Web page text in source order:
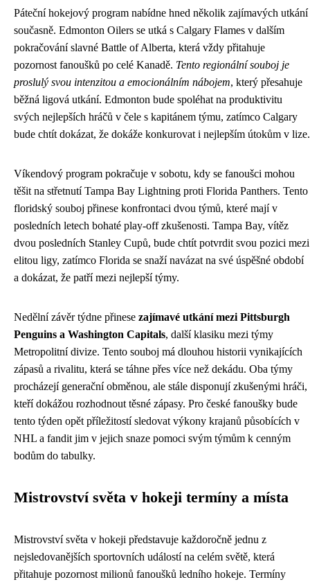
Páteční hokejový program nabídne hned několik zajímavých utkání
současně. Edmonton Oilers se utká s Calgary Flames v dalším
pokračování slavné Battle of Alberta, která vždy přitahuje
pozornost fanoušků po celé Kanadě. Tento regionální souboj je
proslulý svou intenzitou a emocionálním nábojem, který přesahuje
běžná ligová utkání. Edmonton bude spoléhat na produktivitu
svých nejlepších hráčů v čele s kapitánem týmu, zatímco Calgary
bude chtít dokázat, že dokáže konkurovat i nejlepším útokům v lize.
Víkendový program pokračuje v sobotu, kdy se fanoušci mohou
těšit na střetnutí Tampa Bay Lightning proti Florida Panthers. Tento
floridský souboj přinese konfrontaci dvou týmů, které mají v
posledních letech bohaté play-off zkušenosti. Tampa Bay, vítěz
dvou posledních Stanley Cupů, bude chtít potvrdit svou pozici mezi
elitou ligy, zatímco Florida se snaží navázat na své úspěšné období
a dokázat, že patří mezi nejlepší týmy.
Nedělní závěr týdne přinese zajímavé utkání mezi Pittsburgh
Penguins a Washington Capitals, další klasiku mezi týmy
Metropolitní divize. Tento souboj má dlouhou historii vynikajících
zápasů a rivalitu, která se táhne přes více než dekádu. Oba týmy
procházejí generační obměnou, ale stále disponují zkušenými hráči,
kteří dokážou rozhodnout těsné zápasy. Pro české fanoušky bude
tento týden opět příležitostí sledovat výkony krajanů působících v
NHL a fandit jim v jejich snaze pomoci svým týmům k cenným
bodům do tabulky.
Mistrovství světa v hokeji termíny a místa
Mistrovství světa v hokeji představuje každoročně jednu z
nejsledovanějších sportovních událostí na celém světě, která
přitahuje pozornost milionů fanoušků ledního hokeje. Termíny